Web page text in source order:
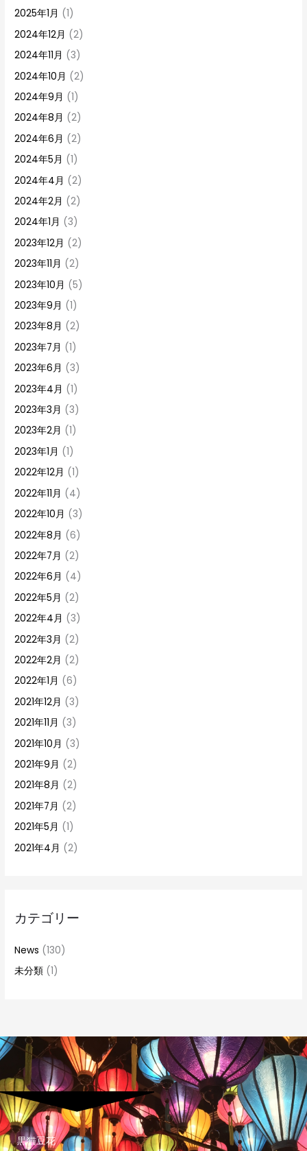
2025年1月 (1)
2024年12月 (2)
2024年11月 (3)
2024年10月 (2)
2024年9月 (1)
2024年8月 (2)
2024年6月 (2)
2024年5月 (1)
2024年4月 (2)
2024年2月 (2)
2024年1月 (3)
2023年12月 (2)
2023年11月 (2)
2023年10月 (5)
2023年9月 (1)
2023年8月 (2)
2023年7月 (1)
2023年6月 (3)
2023年4月 (1)
2023年3月 (3)
2023年2月 (1)
2023年1月 (1)
2022年12月 (1)
2022年11月 (4)
2022年10月 (3)
2022年8月 (6)
2022年7月 (2)
2022年6月 (4)
2022年5月 (2)
2022年4月 (3)
2022年3月 (2)
2022年2月 (2)
2022年1月 (6)
2021年12月 (3)
2021年11月 (3)
2021年10月 (3)
2021年9月 (2)
2021年8月 (2)
2021年7月 (2)
2021年5月 (1)
2021年4月 (2)
カテゴリー
News (130)
未分類 (1)
黒猫豆花